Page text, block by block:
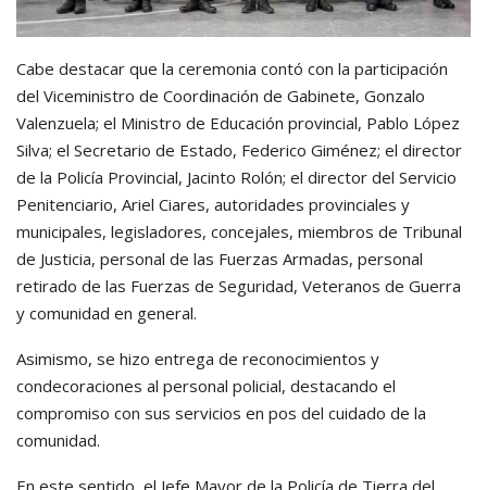
Cabe destacar que la ceremonia contó con la participación
del Viceministro de Coordinación de Gabinete, Gonzalo
Valenzuela; el Ministro de Educación provincial, Pablo López
Silva; el Secretario de Estado, Federico Giménez; el director
de la Policía Provincial, Jacinto Rolón; el director del Servicio
Penitenciario, Ariel Ciares, autoridades provinciales y
municipales, legisladores, concejales, miembros de Tribunal
de Justicia, personal de las Fuerzas Armadas, personal
retirado de las Fuerzas de Seguridad, Veteranos de Guerra
y comunidad en general.
Asimismo, se hizo entrega de reconocimientos y
condecoraciones al personal policial, destacando el
compromiso con sus servicios en pos del cuidado de la
comunidad.
En este sentido, el Jefe Mayor de la Policía de Tierra del